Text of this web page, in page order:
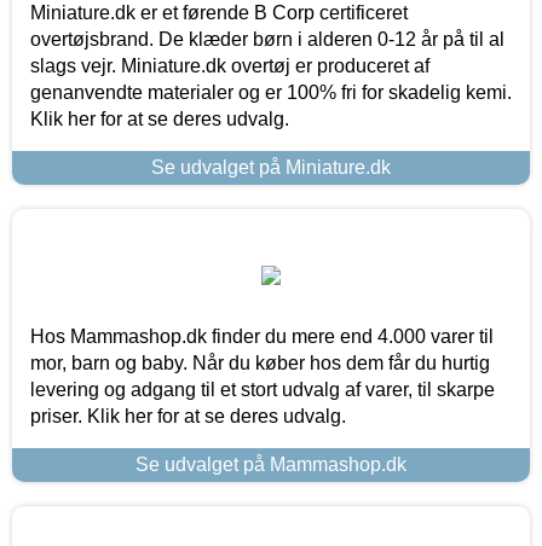
Miniature.dk er et førende B Corp certificeret
overtøjsbrand. De klæder børn i alderen 0-12 år på til al
slags vejr. Miniature.dk overtøj er produceret af
genanvendte materialer og er 100% fri for skadelig kemi.
Klik her for at se deres udvalg.
Se udvalget på Miniature.dk
Hos Mammashop.dk finder du mere end 4.000 varer til
mor, barn og baby. Når du køber hos dem får du hurtig
levering og adgang til et stort udvalg af varer, til skarpe
priser. Klik her for at se deres udvalg.
Se udvalget på Mammashop.dk